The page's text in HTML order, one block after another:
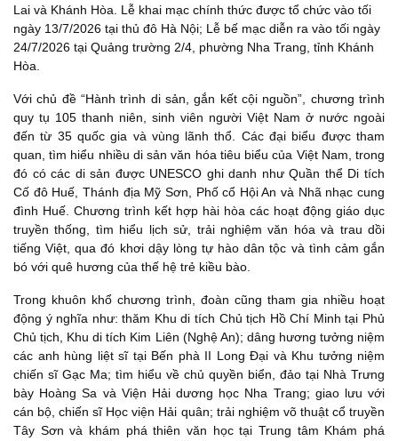
Lai và Khánh Hòa. Lễ khai mạc chính thức được tổ chức vào tối
ngày 13/7/2026 tại thủ đô Hà Nội; Lễ bế mạc diễn ra vào tối ngày
24/7/2026 tại Quảng trường 2/4, phường Nha Trang, tỉnh Khánh
Hòa.
Với chủ đề “Hành trình di sản, gắn kết cội nguồn”, chương trình
quy tụ 105 thanh niên, sinh viên người Việt Nam ở nước ngoài
đến từ 35 quốc gia và vùng lãnh thổ. Các đại biểu được tham
quan, tìm hiểu nhiều di sản văn hóa tiêu biểu của Việt Nam, trong
đó có các di sản được UNESCO ghi danh như Quần thể Di tích
Cố đô Huế, Thánh địa Mỹ Sơn, Phố cổ Hội An và Nhã nhạc cung
đình Huế. Chương trình kết hợp hài hòa các hoạt động giáo dục
truyền thống, tìm hiểu lịch sử, trải nghiệm văn hóa và trau dồi
tiếng Việt, qua đó khơi dậy lòng tự hào dân tộc và tình cảm gắn
bó với quê hương của thế hệ trẻ kiều bào.
Trong khuôn khổ chương trình, đoàn cũng tham gia nhiều hoạt
động ý nghĩa như: thăm Khu di tích Chủ tịch Hồ Chí Minh tại Phủ
Chủ tịch, Khu di tích Kim Liên (Nghệ An); dâng hương tưởng niệm
các anh hùng liệt sĩ tại Bến phà II Long Đại và Khu tưởng niệm
chiến sĩ Gạc Ma; tìm hiểu về chủ quyền biển, đảo tại Nhà Trưng
bày Hoàng Sa và Viện Hải dương học Nha Trang; giao lưu với
cán bộ, chiến sĩ Học viện Hải quân; trải nghiệm võ thuật cổ truyền
Tây Sơn và khám phá thiên văn học tại Trung tâm Khám phá